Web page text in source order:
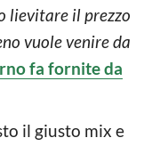
lievitare il prezzo
vuole venire da
fa fornite da
il giusto mix e